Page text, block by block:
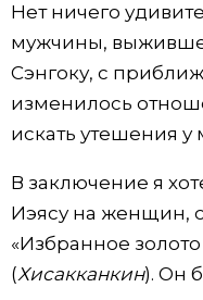
Нет ничего
мужчины,
Сэнгоку, с
изменилось
искать утешения
В заключение я
Иэясу на женщин,
«Избранное
(Хисакканкин). Он